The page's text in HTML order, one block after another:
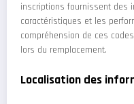
inscriptions fournissent des
caractéristiques et les
compréhension de ces
lors du remplacement.
Localisation des